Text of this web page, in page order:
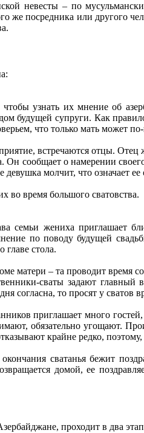
невесты – по
же посредника или другого
узнать их мнение об
будущей супруги. Как
что только мать может
встречаются отцы.
Он сообщает о намерении
молчит, что означает ее
во время большого сватовства.
семьи жениха приглашает
по поводу будущей
главе стола.
матери – та проводит
сваты задают
согласна, то просят у сватов
приглашает много
обязательно угощают.
крайне редко,
сватанья бежит
домой, ее
проходит в два